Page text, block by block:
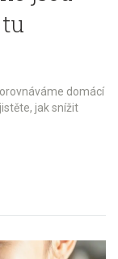
domácí
jak snížit